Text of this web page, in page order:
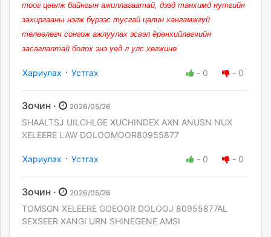
тоог цөөлж байнгын ажиллагаатай, дээд танхимд нутгийн
захиргааны нэгж бүрээс тусгай цалин хангамжгүй
төлөөлөгч сонгож ажлуулах эсвэл ёрөнхийлөгчийн
засаглалтай болох энэ үед л улс хөгжинө
Хариулах · Устгах - 0 - 0
Зочин · 2026/05/26
SHAALTSJ UILCHLGE XUCHINDEX AXN ANUSN NUX
XELEERE LAW DOLOOMOOR80955877
Хариулах · Устгах - 0 - 0
Зочин · 2026/05/26
TOMSGN XELEERE GOEOOR DOLOOJ 80955877AL
SEXSEER XANGI URN SHINEGENE AMSI